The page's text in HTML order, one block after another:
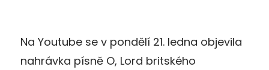
Na Youtube se v pondělí 21. ledna objevila
nahrávka písně O, Lord britského